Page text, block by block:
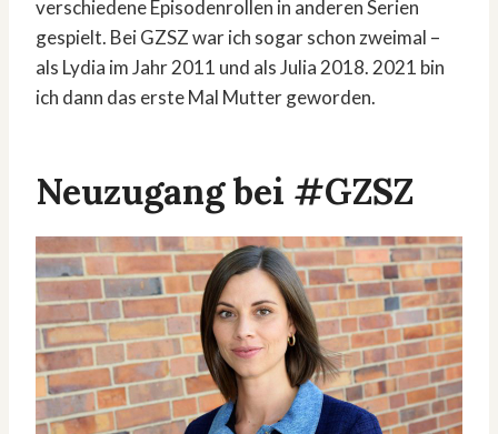
verschiedene Episodenrollen in anderen Serien
gespielt. Bei GZSZ war ich sogar schon zweimal –
als Lydia im Jahr 2011 und als Julia 2018. 2021 bin
ich dann das erste Mal Mutter geworden.
Neuzugang bei #GZSZ